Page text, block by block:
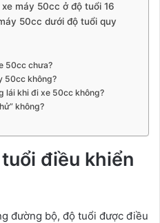
máy 50cc ở độ tuổi 16
50cc dưới độ tuổi quy
50cc chưa?
50cc không?
lái khi đi xe 50cc không?
không?
điều khiển
đường bộ, độ tuổi được điều